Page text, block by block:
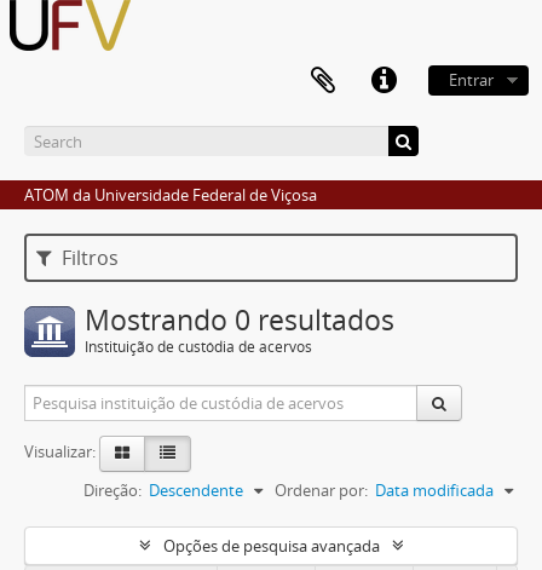
Entrar
ATOM da Universidade Federal de Viçosa
Filtros
Mostrando 0 resultados
Instituição de custódia de acervos
Visualizar:
Ordenar por: Data modificada
Direção: Descendente
Opções de pesquisa avançada